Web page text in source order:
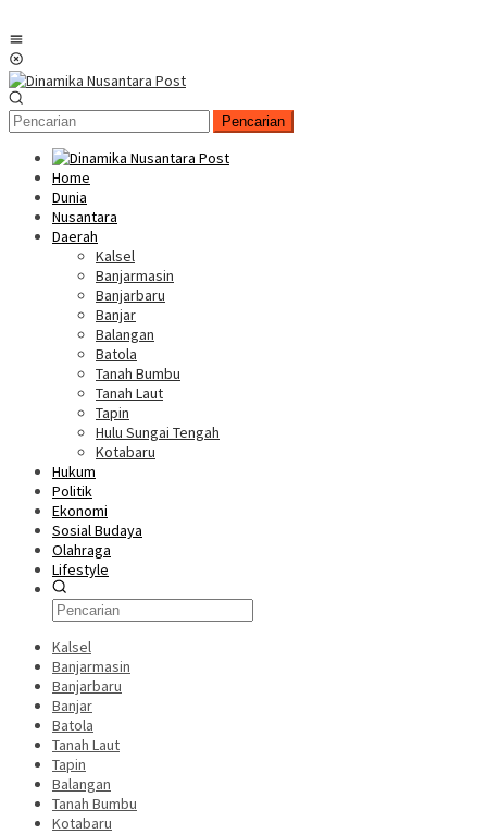
Pencarian
Home
Dunia
Nusantara
Daerah
Kalsel
Banjarmasin
Banjarbaru
Banjar
Balangan
Batola
Tanah Bumbu
Tanah Laut
Tapin
Hulu Sungai Tengah
Kotabaru
Hukum
Politik
Ekonomi
Sosial Budaya
Olahraga
Lifestyle
Kalsel
Banjarmasin
Banjarbaru
Banjar
Batola
Tanah Laut
Tapin
Balangan
Tanah Bumbu
Kotabaru